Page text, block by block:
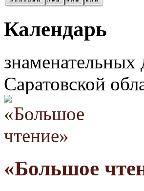
Календарь
знаменательных
Саратовской
«Большое